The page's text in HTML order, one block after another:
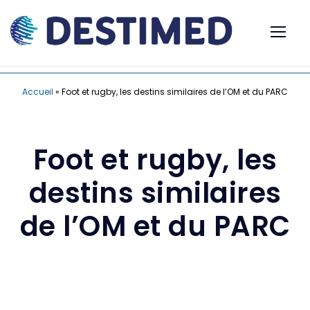
Accueil » Foot et rugby, les destins similaires de l’OM et du PARC
Foot et rugby, les
destins similaires
de l’OM et du PARC